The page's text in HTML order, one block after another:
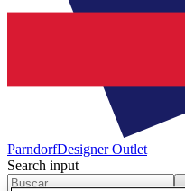
ParndorfDesigner Outlet
Search input